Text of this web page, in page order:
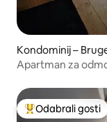
Kondominij –
Apartman za
Među najviše
Odabrali gosti